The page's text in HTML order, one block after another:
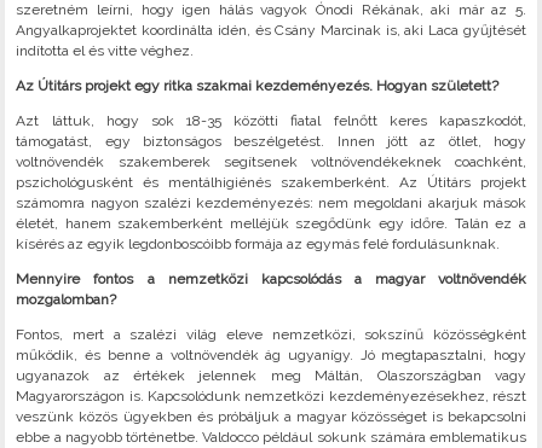
szeretném leírni, hogy igen hálás vagyok Ónodi Rékának, aki már az 5.
Angyalkaprojektet koordinálta idén, és Csány Marcinak is, aki Laca gyűjtését
indította el és vitte véghez.
Az Útitárs projekt egy ritka szakmai kezdeményezés. Hogyan született?
Azt láttuk, hogy sok 18-35 közötti fiatal felnőtt keres kapaszkodót,
támogatást, egy biztonságos beszélgetést. Innen jött az ötlet, hogy
voltnövendék szakemberek segítsenek voltnövendékeknek coachként,
pszichológusként és mentálhigiénés szakemberként. Az Útitárs projekt
számomra nagyon szalézi kezdeményezés: nem megoldani akarjuk mások
életét, hanem szakemberként melléjük szegődünk egy időre. Talán ez a
kísérés az egyik legdonboscóibb formája az egymás felé fordulásunknak.
Mennyire fontos a nemzetközi kapcsolódás a magyar voltnövendék
mozgalomban?
Fontos, mert a szalézi világ eleve nemzetközi, sokszínű közösségként
működik, és benne a voltnövendék ág ugyanígy. Jó megtapasztalni, hogy
ugyanazok az értékek jelennek meg Máltán, Olaszországban vagy
Magyarországon is. Kapcsolódunk nemzetközi kezdeményezésekhez, részt
veszünk közös ügyekben és próbáljuk a magyar közösséget is bekapcsolni
ebbe a nagyobb történetbe. Valdocco például sokunk számára emblematikus